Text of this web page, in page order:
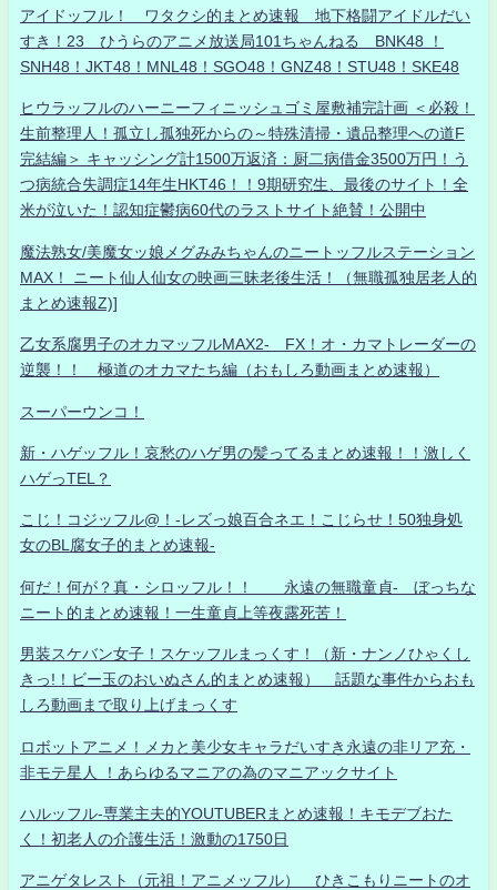
アイドッフル！ ワタクシ的まとめ速報 地下格闘アイドルだい
すき！23 ひうらのアニメ放送局101ちゃんねる BNK48 ！
SNH48！JKT48！MNL48！SGO48！GNZ48！STU48！SKE48
ヒウラッフルのハーニーフィニッシュゴミ屋敷補完計画 ＜必殺！
生前整理人！孤立し孤独死からの～特殊清掃・遺品整理への道F
完結編＞ キャッシング計1500万返済：厨二病借金3500万円！う
つ病統合失調症14年生HKT46！！9期研究生、最後のサイト！全
米が泣いた！認知症鬱病60代のラストサイト絶賛！公開中
魔法熟女/美魔女ッ娘メグみみちゃんのニートッフルステーション
MAX！ ニート仙人仙女の映画三昧老後生活！（無職孤独居老人的
まとめ速報Z)]
乙女系腐男子のオカマッフルMAX2- FX！オ・カマトレーダーの
逆襲！！ 極道のオカマたち編（おもしろ動画まとめ速報）
スーパーウンコ！
新・ハゲッフル！哀愁のハゲ男の髪ってるまとめ速報！！激しく
ハゲっTEL？
こじ！コジッフル@！-レズっ娘百合ネエ！こじらせ！50独身処
女のBL腐女子的まとめ速報-
何だ！何が？真・シロッフル！！ 永遠の無職童貞- ぼっちな
ニート的まとめ速報！一生童貞上等夜露死苦！
男装スケバン女子！スケッフルまっくす！（新・ナンノひゃくし
きっ!！ビー玉のおいぬさん的まとめ速報） 話題な事件からおも
しろ動画まで取り上げまっくす
ロボットアニメ！メカと美少女キャラだいすき永遠の非リア充・
非モテ星人 ！あらゆるマニアの為のマニアックサイト
ハルッフル-専業主夫的YOUTUBERまとめ速報！キモデブおた
く！初老人の介護生活！激動の1750日
アニゲタレスト（元祖！アニメッフル） ひきこもりニートのオ